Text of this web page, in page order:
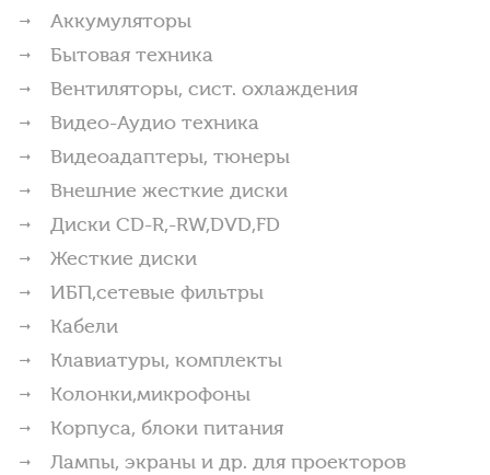
Аккумуляторы
Бытовая техника
Вентиляторы, сист. охлаждения
Видео-Аудио техника
Видеоадаптеры, тюнеры
Внешние жесткие диски
Диски CD-R,-RW,DVD,FD
Жесткие диски
ИБП,сетевые фильтры
Кабели
Клавиатуры, комплекты
Колонки,микрофоны
Корпуса, блоки питания
Лампы, экраны и др. для проекторов